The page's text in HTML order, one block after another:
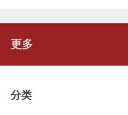
更多
分类